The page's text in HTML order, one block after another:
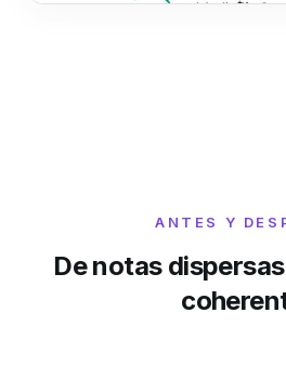
ANTES Y
De notas